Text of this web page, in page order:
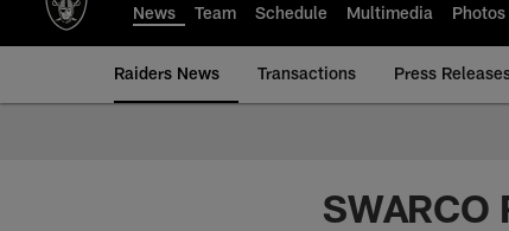
News Team Schedule Multimedia Photos
Raiders News Transactions Press